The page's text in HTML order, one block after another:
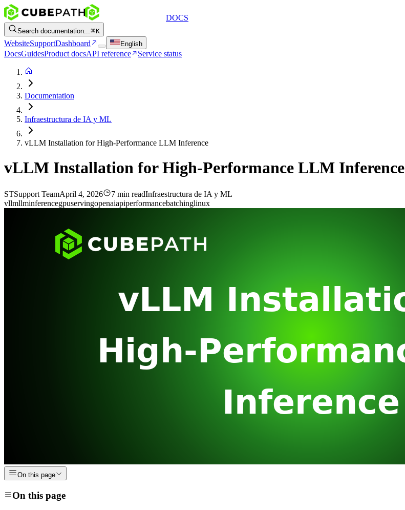
DOCS
Search documentation... K
WebsiteSupportDashboard English
DocsGuidesProduct docsAPI reference Service status
Documentation
Infraestructura de IA y ML
vLLM Installation for High-Performance LLM Inference
vLLM Installation for High-Performance LLM Inference
STSupport TeamApril 4, 2026 7 min readInfraestructura de IA y ML
vllmllminferencegpuservingopenaiapiperformancebatchinglinux
On this page
On this page